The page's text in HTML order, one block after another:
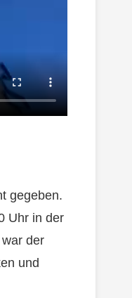
gegeben.
Uhr in der
der
und